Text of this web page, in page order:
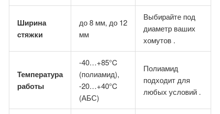
Ширина
стяжки
до 8 мм, до 12
мм
Выбирайте под
диаметр ваших
хомутов .
Температура
работы
-40…+85°C
(полиамид),
-20…+40°C
(АБС)
Полиамид
подходит для
любых условий .